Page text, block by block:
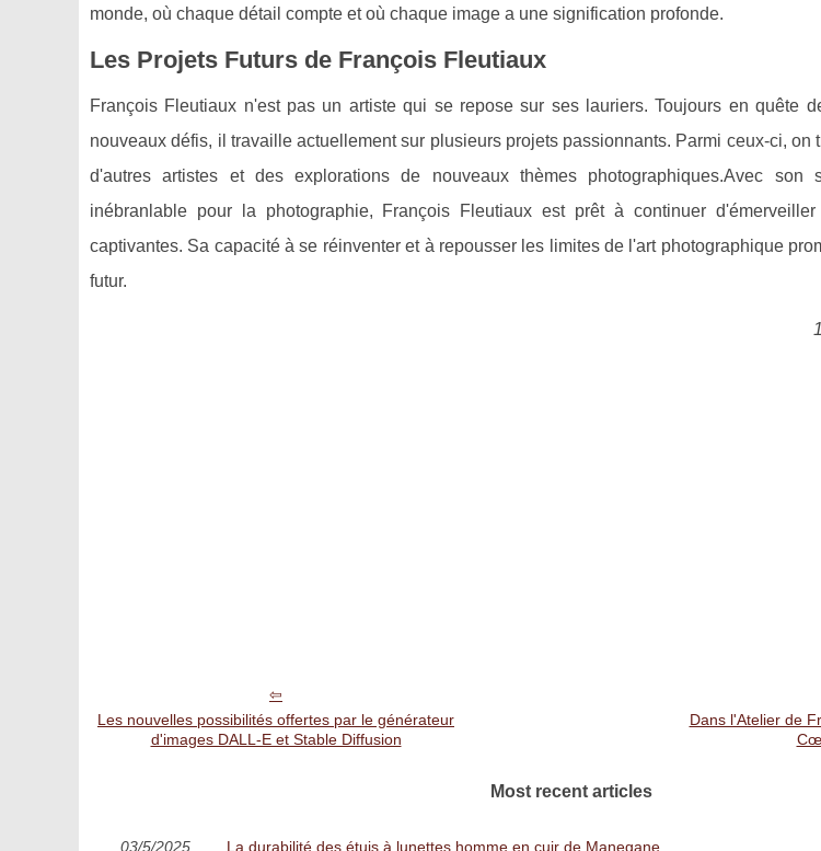
monde, où chaque détail compte et où chaque image a une signification profonde.
Les Projets Futurs de François Fleutiaux
François Fleutiaux n'est pas un artiste qui se repose sur ses lauriers. Toujours en quête
nouveaux défis, il travaille actuellement sur plusieurs projets passionnants. Parmi ceux-ci, on
d'autres artistes et des explorations de nouveaux thèmes photographiques.Avec son
inébranlable pour la photographie, François Fleutiaux est prêt à continuer
captivantes. Sa capacité à se réinventer et à repousser les limites de l'art photographique
futur.
Les nouvelles possibilités offertes par le générateur
d'images DALL-E et Stable Diffusion
Dans l'Atelier de
Most recent articles
03/5/2025 La durabilité des étuis à lunettes homme en cuir de Manegane